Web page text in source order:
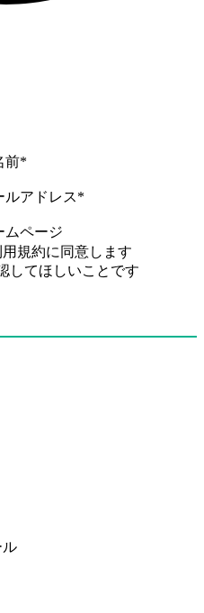
前*
ルアドレス*
ムページ
規約に同意します
してほしいことです
ル